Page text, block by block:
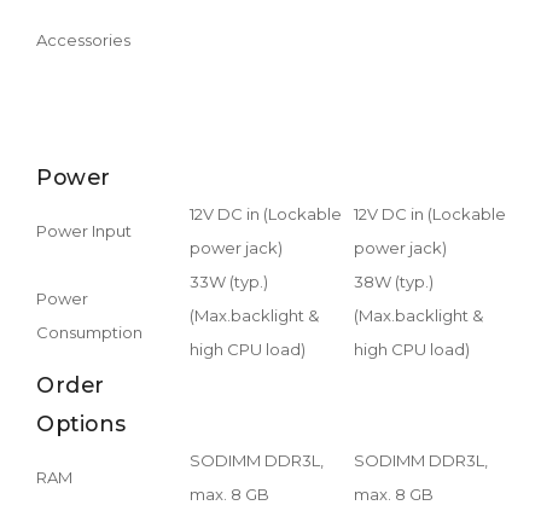
Accessories
Power
Power Input
12V DC in (Lockable
power jack)
12V DC in (Lockable
power jack)
Power
Consumption
33W (typ.)
(Max.backlight &
high CPU load)
38W (typ.)
(Max.backlight &
high CPU load)
Order
Options
RAM
SODIMM DDR3L,
max. 8 GB
SODIMM DDR3L,
max. 8 GB